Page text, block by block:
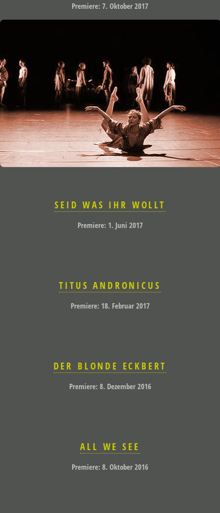
Premiere: 7. Oktober 2017
SEID WAS IHR WOLLT
Premiere: 1. Juni 2017
TITUS ANDRONICUS
Premiere: 18. Februar 2017
DER BLONDE ECKBERT
Premiere: 8. Dezember 2016
ALL WE SEE
Premiere: 8. Oktober 2016